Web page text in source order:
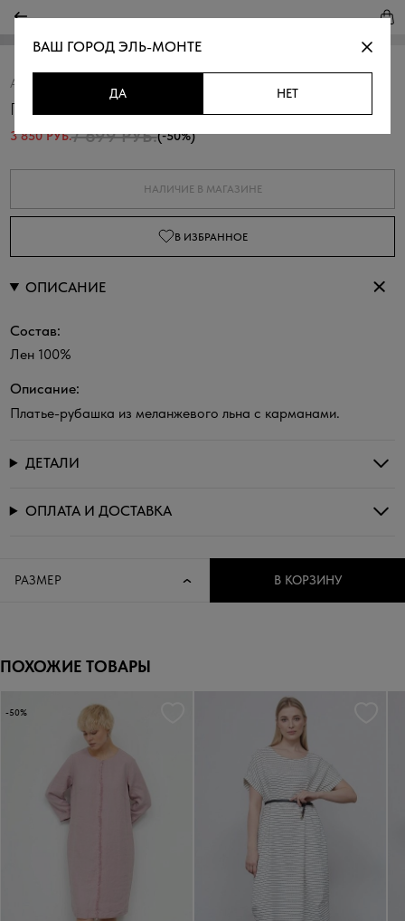
Артикул:
Платье-рубашка изо льна
3 850 РУБ.7 699 РУБ.(-50%)
НАЛИЧИЕ В МАГАЗИНЕ
В ИЗБРАННОЕ
ОПИСАНИЕ
Состав:
Лен 100%
Описание:
Платье-рубашка из меланжевого льна с карманами.
ДЕТАЛИ
ОПЛАТА И ДОСТАВКА
РАЗМЕР В КОРЗИНУ
ПОХОЖИЕ ТОВАРЫ
-50%
ВАШ ГОРОДЭЛЬ-МОНТЕ
ДА НЕТ